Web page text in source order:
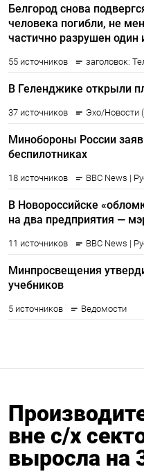
вне с/х
выросла на